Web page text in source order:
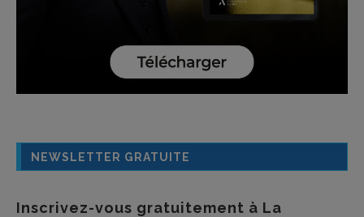
NEWSLETTER GRATUITE
Inscrivez-vous gratuitement à La